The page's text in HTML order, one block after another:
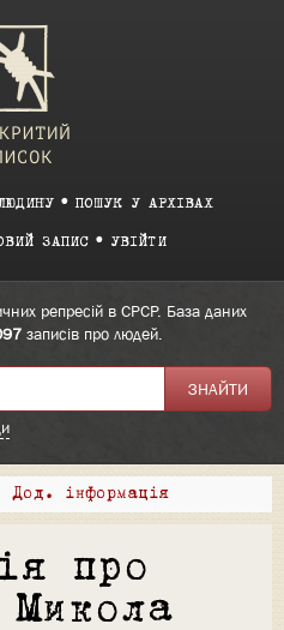
ПОШУК У АРХІВАХ
ЗАПИС УВІЙТИ
репресій в СРСР. База даних
записів про людей.
Дод. інформація
про